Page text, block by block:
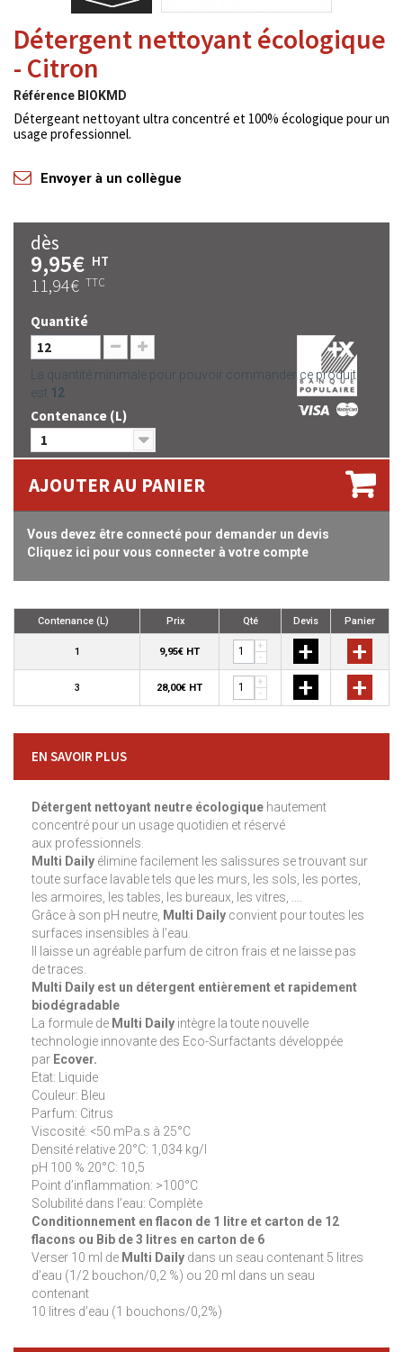
Détergent nettoyant écologique
- Citron
Référence BIOKMD
Détergeant nettoyant ultra concentré et 100% écologique pour un
usage professionnel.
Envoyer à un collègue
dès
9,95€ HT
11,94€ TTC
Quantité
La quantité minimale pour pouvoir commander ce produit
est 12
Contenance (L)
1
AJOUTER AU PANIER
Vous devez être connecté pour demander un devis
Cliquez ici pour vous connecter à votre compte
Contenance (L) Prix Qté Devis Panier
1 9,95€ HT
+
-
+ +
3 28,00€ HT
+
-
+ +
EN SAVOIR PLUS
Détergent nettoyant neutre écologique hautement
concentré pour un usage quotidien et réservé
aux professionnels.
Multi Daily élimine facilement les salissures se trouvant sur
toute surface lavable tels que les murs, les sols, les portes,
les armoires, les tables, les bureaux, les vitres, ....
Grâce à son pH neutre, Multi Daily convient pour toutes les
surfaces insensibles à l’eau.
Il laisse un agréable parfum de citron frais et ne laisse pas
de traces.
Multi Daily est un détergent entièrement et rapidement
biodégradable
La formule de Multi Daily intègre la toute nouvelle
technologie innovante des Eco-Surfactants développée
par Ecover.
Etat: Liquide
Couleur: Bleu
Parfum: Citrus
Viscosité: <50 mPa.s à 25°C
Densité relative 20°C: 1,034 kg/l
pH 100 % 20°C: 10,5
Point d’inflammation: >100°C
Solubilité dans l’eau: Complète
Conditionnement en flacon de 1 litre et carton de 12
flacons ou Bib de 3 litres en carton de 6
Verser 10 ml de Multi Daily dans un seau contenant 5 litres
d’eau (1/2 bouchon/0,2 %) ou 20 ml dans un seau
contenant
10 litres d’eau (1 bouchons/0,2%)